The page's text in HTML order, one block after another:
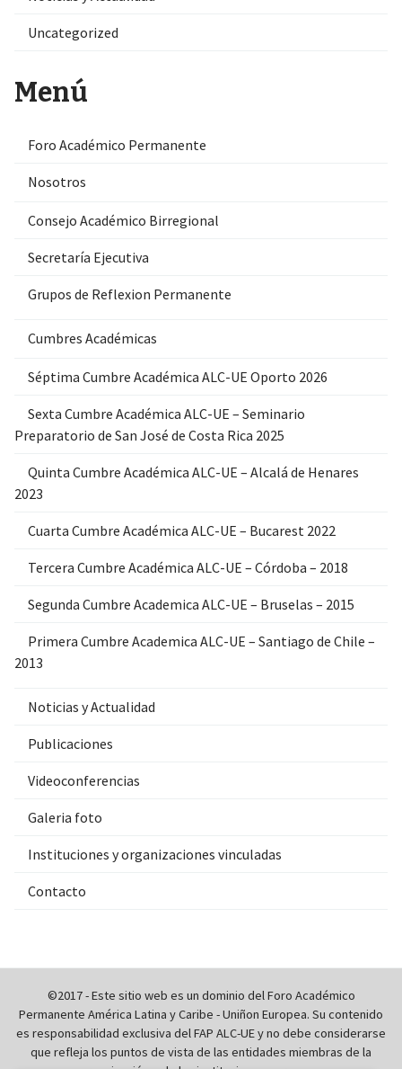
Uncategorized
Menú
Foro Académico Permanente
Nosotros
Consejo Académico Birregional
Secretaría Ejecutiva
Grupos de Reflexion Permanente
Cumbres Académicas
Séptima Cumbre Académica ALC-UE Oporto 2026
Sexta Cumbre Académica ALC-UE – Seminario
Preparatorio de San José de Costa Rica 2025
Quinta Cumbre Académica ALC-UE – Alcalá de Henares
2023
Cuarta Cumbre Académica ALC-UE – Bucarest 2022
Tercera Cumbre Académica ALC-UE – Córdoba – 2018
Segunda Cumbre Academica ALC-UE – Bruselas – 2015
Primera Cumbre Academica ALC-UE – Santiago de Chile –
2013
Noticias y Actualidad
Publicaciones
Videoconferencias
Galeria foto
Instituciones y organizaciones vinculadas
Contacto
©2017 - Este sitio web es un dominio del Foro Académico
Permanente América Latina y Caribe - Uniñon Europea. Su contenido
es responsabilidad exclusiva del FAP ALC-UE y no debe considerarse
que refleja los puntos de vista de las entidades miembras de la